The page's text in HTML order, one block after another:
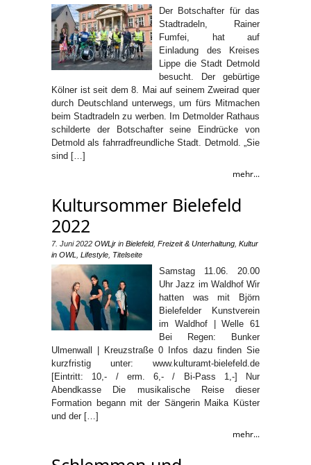
Der Botschafter für das
Stadtradeln, Rainer
Fumfei, hat auf
Einladung des Kreises
Lippe die Stadt Detmold
besucht. Der gebürtige
Kölner ist seit dem 8. Mai auf seinem Zweirad quer
durch Deutschland unterwegs, um fürs Mitmachen
beim Stadtradeln zu werben. Im Detmolder Rathaus
schilderte der Botschafter seine Eindrücke von
Detmold als fahrradfreundliche Stadt. Detmold. „Sie
sind […]
mehr...
Kultursommer Bielefeld
2022
7. Juni 2022 OWLjr in Bielefeld, Freizeit & Unterhaltung Kultur
in OWL
Lifestyle Titelseite
Samstag 11.06. 20.00
Uhr Jazz im Waldhof Wir
hatten was mit Björn
Bielefelder Kunstverein
im Waldhof | Welle 61
Bei Regen: Bunker
Ulmenwall | Kreuzstraße 0 Infos dazu finden Sie
kurzfristig unter: www.kulturamt-bielefeld.de
[Eintritt: 10,- / erm. 6,- / Bi-Pass 1,-] Nur
Abendkasse Die musikalische Reise dieser
Formation begann mit der Sängerin Maika Küster
und der […]
mehr...